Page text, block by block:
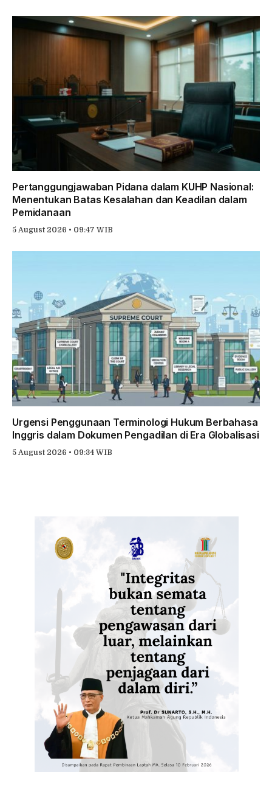
Pertanggungjawaban Pidana dalam KUHP Nasional:
Menentukan Batas Kesalahan dan Keadilan dalam
Pemidanaan
5 August 2026 • 09:47 WIB
Urgensi Penggunaan Terminologi Hukum Berbahasa
Inggris dalam Dokumen Pengadilan di Era Globalisasi
5 August 2026 • 09:34 WIB